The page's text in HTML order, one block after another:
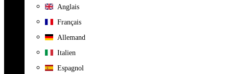
Anglais
Français
Allemand
Italien
Espagnol